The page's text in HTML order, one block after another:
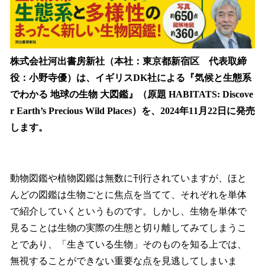
株式会社河出書房新社（本社：東京都新宿区 代表取締
役：小野寺優）は、イギリスDK社による『気候と生態系
でわかる 地球の生物 大図鑑』（原題 HABITATS: Discove
r Earth’s Precious Wild Places）を、2024年11月22日に発売
します。
動物図鑑や植物図鑑は無数に刊行されていますが、ほと
んどの図鑑は生物ごとに焦点を当てて、それぞれを単体
で紹介していくというものです。しかし、生物を単体で
見ることは生物の実際の生態と切り離してみてしまうこ
とであり、「生きている生物」そのものを知る上では、
無視することができない重要な点を見逃してしまいま